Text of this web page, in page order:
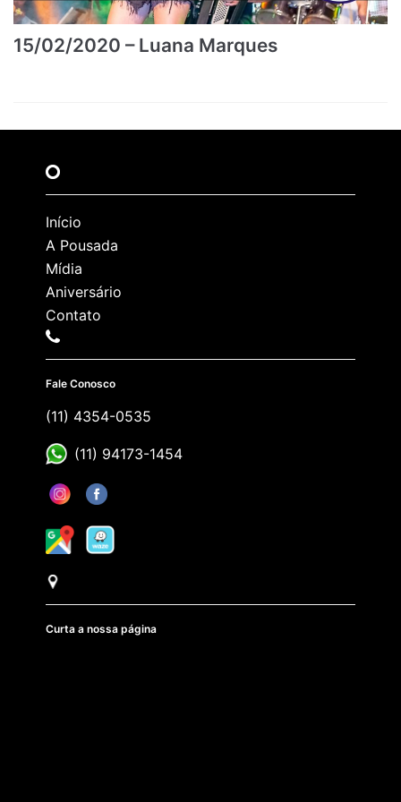
15/02/2020 – Luana Marques
Início
A Pousada
Mídia
Aniversário
Contato
Fale Conosco
(11) 4354-0535
(11) 94173-1454
Curta a nossa página